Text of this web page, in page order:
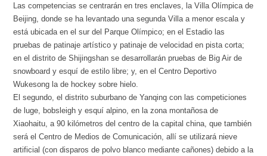
Las competencias se centrarán en tres enclaves, la Villa Olímpica de
Beijing, donde se ha levantado una segunda Villa a menor escala y
está ubicada en el sur del Parque Olímpico; en el Estadio las
pruebas de patinaje artístico y patinaje de velocidad en pista corta;
en el distrito de Shijingshan se desarrollarán pruebas de Big Air de
snowboard y esquí de estilo libre; y, en el Centro Deportivo
Wukesong la de hockey sobre hielo.
El segundo, el distrito suburbano de Yanqing con las competiciones
de luge, bobsleigh y esquí alpino, en la zona montañosa de
Xiaohaitu, a 90 kilómetros del centro de la capital china, que también
será el Centro de Medios de Comunicación, allí se utilizará nieve
artificial (con disparos de polvo blanco mediante cañones) debido a la